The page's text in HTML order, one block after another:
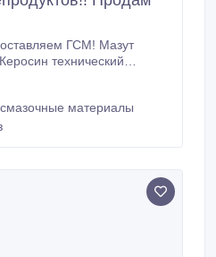
ГСМ! Мазут
технический
Хотите узнать цены?
63 89 Сергей +7 7187 27
материалы